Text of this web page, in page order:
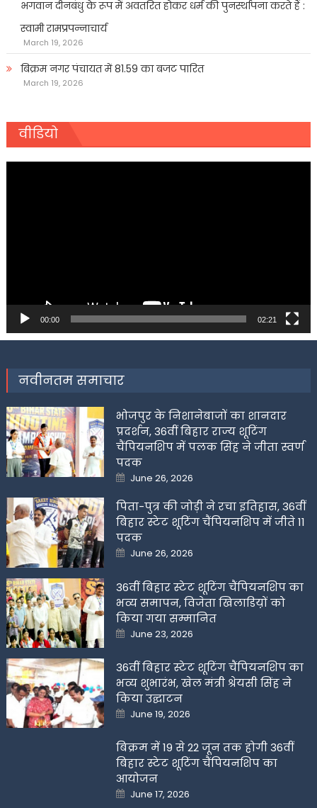
भगवान दीनबंधु के रूप में अवतरित होकर धर्म की पुनर्स्थापना करते हैं :
स्वामी रामप्रपन्नाचार्य
March 19, 2026
बिक्रम नगर पंचायत में 81.59 का बजट पारित
March 19, 2026
वीडियो
00:00 02:21
नवीनतम समाचार
भोजपुर के निशानेबाजों का शानदार
प्रदर्शन, 36वीं बिहार राज्य शूटिंग
चैंपियनशिप में पलक सिंह ने जीता स्वर्ण
पदक
Posted
on
June 26, 2026
पिता-पुत्र की जोड़ी ने रचा इतिहास, 36वीं
बिहार स्टेट शूटिंग चैंपियनशिप में जीते 11
पदक
Posted
on
June 26, 2026
36वीं बिहार स्टेट शूटिंग चैंपियनशिप का
भव्य समापन, विजेता खिलाडिय़ों को
किया गया सम्मानित
Posted
on
June 23, 2026
36वीं बिहार स्टेट शूटिंग चैंपियनशिप का
भव्य शुभारंभ, खेल मंत्री श्रेयसी सिंह ने
किया उद्घाटन
Posted
on
June 19, 2026
बिक्रम में 19 से 22 जून तक होगी 36वीं
बिहार स्टेट शूटिंग चैंपियनशिप का
आयोजन
Posted
on
June 17, 2026